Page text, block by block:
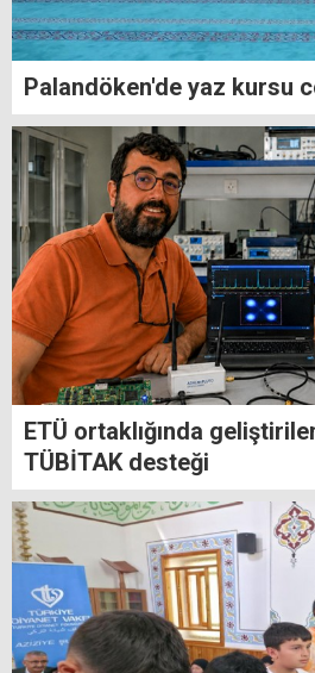
Palandöken'de yaz kursu
ETÜ ortaklığında
TÜBİTAK desteği